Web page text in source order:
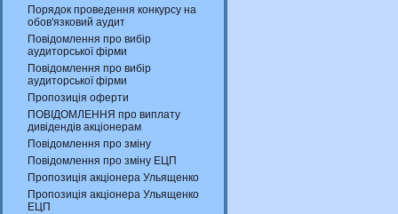
Порядок проведення конкурсу на
обов'язковий аудит
Повідомлення про вибір
аудиторської фірми
Повідомлення про вибір
аудиторської фірми
Пропозиція оферти
ПОВІДОМЛЕННЯ про виплату
дивідендів акціонерам
Повідомлення про зміну
Повідомлення про зміну ЕЦП
Пропозиція акціонера Ульященко
Пропозиція акціонера Ульященко
ЕЦП